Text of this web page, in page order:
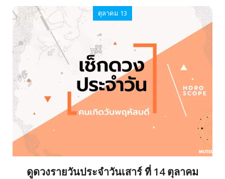
ตุลาคม 13
ดูดวงรายวันประจำวันเสาร์ ที่ 14 ตุลาคม